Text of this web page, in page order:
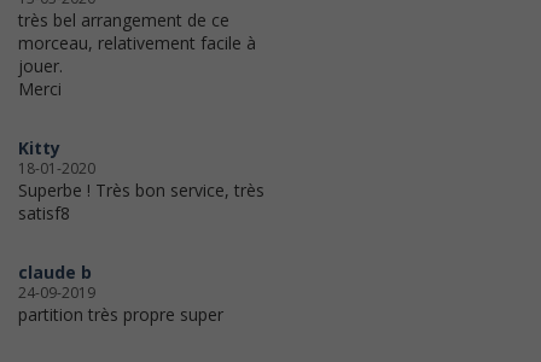
très bel arrangement de ce
morceau, relativement facile à
jouer.
Merci
Kitty
18-01-2020
Superbe ! Très bon service, très
satisf8
claude b
24-09-2019
partition très propre super